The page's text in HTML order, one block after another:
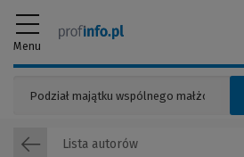
Menu
Lista autorów